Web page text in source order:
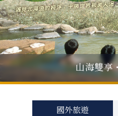
父親節．限時特別企劃
一人旅行Solo Travel山海雙享
國外旅遊